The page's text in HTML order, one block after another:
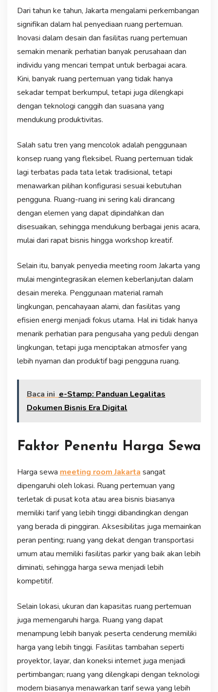
Dari tahun ke tahun, Jakarta mengalami perkembangan
signifikan dalam hal penyediaan ruang pertemuan.
Inovasi dalam desain dan fasilitas ruang pertemuan
semakin menarik perhatian banyak perusahaan dan
individu yang mencari tempat untuk berbagai acara.
Kini, banyak ruang pertemuan yang tidak hanya
sekadar tempat berkumpul, tetapi juga dilengkapi
dengan teknologi canggih dan suasana yang
mendukung produktivitas.
Salah satu tren yang mencolok adalah penggunaan
konsep ruang yang fleksibel. Ruang pertemuan tidak
lagi terbatas pada tata letak tradisional, tetapi
menawarkan pilihan konfigurasi sesuai kebutuhan
pengguna. Ruang-ruang ini sering kali dirancang
dengan elemen yang dapat dipindahkan dan
disesuaikan, sehingga mendukung berbagai jenis acara,
mulai dari rapat bisnis hingga workshop kreatif.
Selain itu, banyak penyedia meeting room Jakarta yang
mulai mengintegrasikan elemen keberlanjutan dalam
desain mereka. Penggunaan material ramah
lingkungan, pencahayaan alami, dan fasilitas yang
efisien energi menjadi fokus utama. Hal ini tidak hanya
menarik perhatian para pengusaha yang peduli dengan
lingkungan, tetapi juga menciptakan atmosfer yang
lebih nyaman dan produktif bagi pengguna ruang.
Baca ini e-Stamp: Panduan Legalitas
Dokumen Bisnis Era Digital
Faktor Penentu Harga Sewa
Harga sewa meeting room Jakarta sangat
dipengaruhi oleh lokasi. Ruang pertemuan yang
terletak di pusat kota atau area bisnis biasanya
memiliki tarif yang lebih tinggi dibandingkan dengan
yang berada di pinggiran. Aksesibilitas juga memainkan
peran penting; ruang yang dekat dengan transportasi
umum atau memiliki fasilitas parkir yang baik akan lebih
diminati, sehingga harga sewa menjadi lebih
kompetitif.
Selain lokasi, ukuran dan kapasitas ruang pertemuan
juga memengaruhi harga. Ruang yang dapat
menampung lebih banyak peserta cenderung memiliki
harga yang lebih tinggi. Fasilitas tambahan seperti
proyektor, layar, dan koneksi internet juga menjadi
pertimbangan; ruang yang dilengkapi dengan teknologi
modern biasanya menawarkan tarif sewa yang lebih